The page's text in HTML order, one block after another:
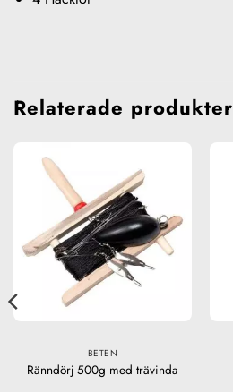
Relaterade produkter
BETEN
Ränndörj 500g med trävinda